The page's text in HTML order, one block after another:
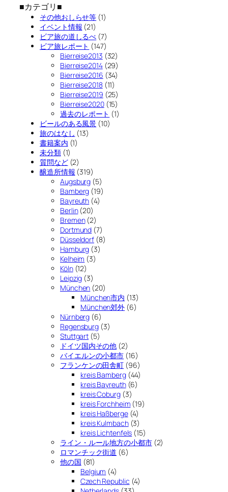
■カテゴリ■
その他おしらせ等 (1)
イベント情報 (21)
ビア旅の道しるべ (7)
ビア旅レポート (147)
Bierreise2013 (32)
Bierreise2014(29)
Bierreise2016 (34)
Bierreise2018(11)
Bierreise2019 (25)
Bierreise2020(15)
過去のレポート (1)
ビールのある風景 (10)
旅のはなし (13)
書籍案内 (1)
未分類(1)
質問など(2)
醸造所情報 (319)
Augsburg (5)
Bamberg (19)
Bayreuth (4)
Berlin(20)
Bremen(2)
Dortmund (7)
Düsseldorf (8)
Hamburg (3)
Kelheim (3)
Köln(12)
Leipzig (3)
München (20)
München市内 (13)
München郊外 (6)
Nürnberg (6)
Regensburg (3)
Stuttgart (5)
ドイツ国内その他 (2)
バイエルンの小都市 (16)
フランケンの田舎町 (96)
kreis Bamberg(44)
kreis Bayreuth(6)
kreis Coburg(3)
kreis Forchheim (19)
kreis Haßberge(4)
kreis Kulmbach(3)
kreis Lichtenfels (15)
ライン・ルール地方の小都市(2)
ロマンチック街道 (6)
他の国 (81)
Belgium (4)
Czech Republic (4)